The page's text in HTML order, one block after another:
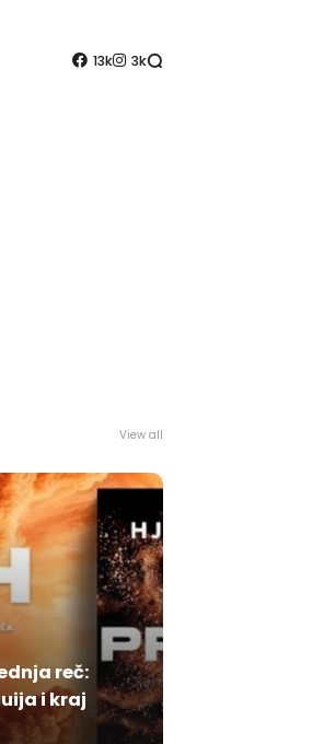
13k 3k
View all
reč:
i kraj